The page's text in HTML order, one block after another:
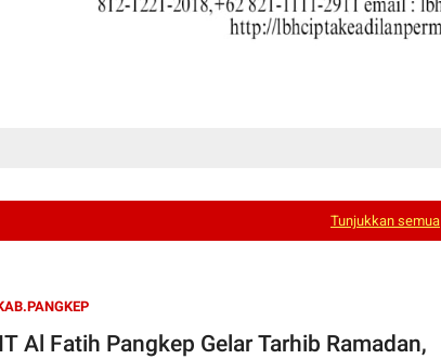
Tunjukkan semua
Al Fatih Pangkep Gelar Tarhib Ramadan,